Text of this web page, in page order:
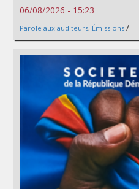
06/08/2026 - 15:23
Parole aux auditeurs, Émissions /